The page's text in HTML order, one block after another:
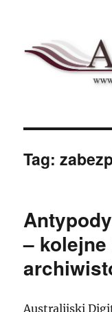
Archnet
Tag:
–
Australijski